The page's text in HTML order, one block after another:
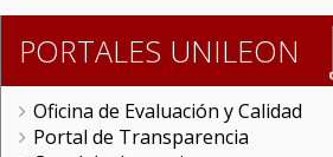
PORTALES UNILEON
Oficina de Evaluación y Calidad
Portal de Transparencia